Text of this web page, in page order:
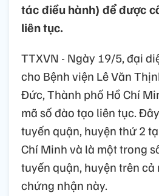
tác điều hành) để được
liên tục.
TTXVN - Ngày 19/5, đại
cho Bệnh viện Lê Văn
Đức, Thành phố Hồ Chí
mã số đào tạo liên tục.
tuyến quận, huyện thứ 2
Chí Minh và là một trong
tuyến quận, huyện trên
chứng nhận này.